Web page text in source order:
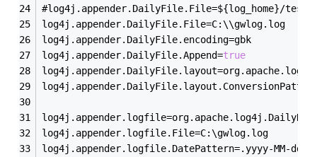
#log4j.appender.DailyFile.File=${log_home}/
log4j.appender.DailyFile.File=C:\\gwlog.log
log4j.appender.DailyFile.encoding=gbk
log4j.appender.DailyFile.Append=true
log4j.appender.logfile.File=C:\gwlog.log
log4j.appender.logfile.DatePattern=.yyyy-MM-dd